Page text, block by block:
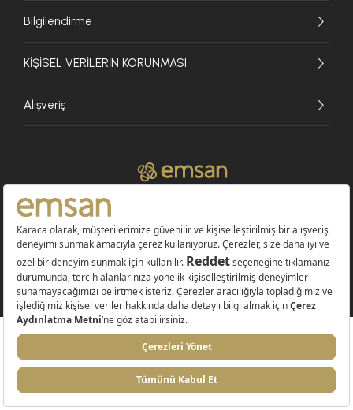
Bilgilendirme
KİŞİSEL VERİLERİN KORUNMASI
Alışveriş
© 2026 EMSAN A.Ş. Tüm Hakları Saklıdır